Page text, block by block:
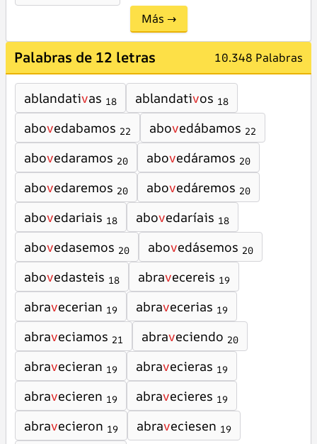
Más →
Palabras de 12 letras 10.348 Palabras
ablandativas 18 ablandativos 18
abovedabamos 22 abovedábamos 22
abovedaramos 20 abovedáramos 20
abovedaremos 20 abovedáremos 20
abovedariais 18 abovedaríais 18
abovedasemos 20 abovedásemos 20
abovedasteis 18 abravecereis 19
abravecerian 19 abravecerias 19
abraveciamos 21 abraveciendo 20
abravecieran 19 abravecieras 19
abravecieren 19 abravecieres 19
abravecieron 19 abraveciesen 19